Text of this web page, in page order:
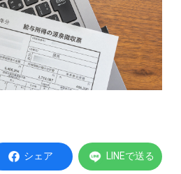
Powered by
シェア LINEで送る